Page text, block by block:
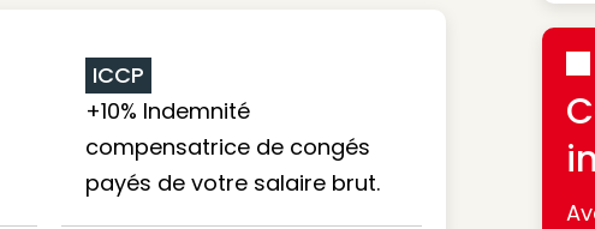
ICCP
+10% Indemnité
compensatrice de congés
payés de votre salaire brut.